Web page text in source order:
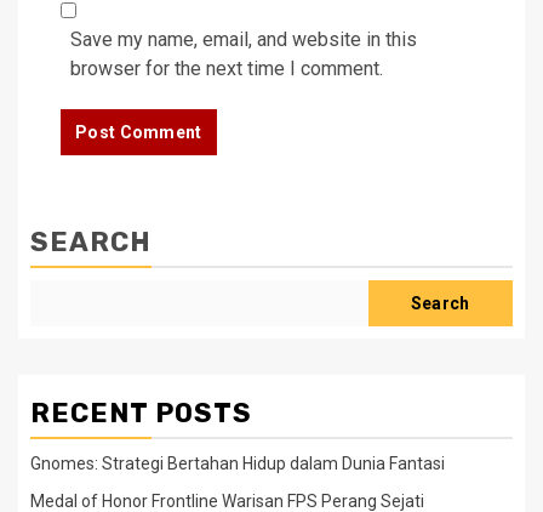
Save my name, email, and website in this
browser for the next time I comment.
SEARCH
Search
RECENT POSTS
Gnomes: Strategi Bertahan Hidup dalam Dunia Fantasi
Medal of Honor Frontline Warisan FPS Perang Sejati